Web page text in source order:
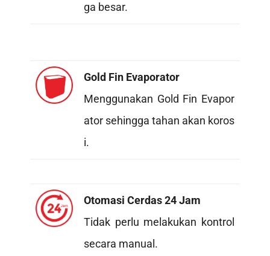
ga besar.
Gold Fin Evaporator
Menggunakan Gold Fin Evapor
ator sehingga tahan akan koros
i.
Otomasi Cerdas 24 Jam
Tidak perlu melakukan kontrol
secara manual.